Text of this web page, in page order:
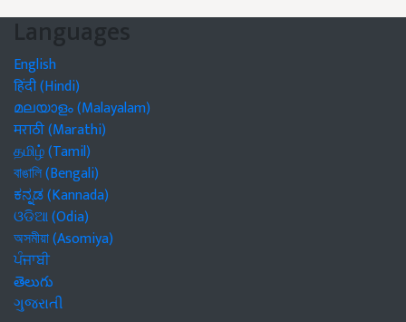
Languages
English
हिंदी (Hindi)
മലയാളം (Malayalam)
मराठी (Marathi)
தமிழ் (Tamil)
বাঙালি (Bengali)
ಕನ್ನಡ (Kannada)
ଓଡିଆ (Odia)
অসমীয়া (Asomiya)
ਪੰਜਾਬੀ
తెలుగు
ગુજરાતી